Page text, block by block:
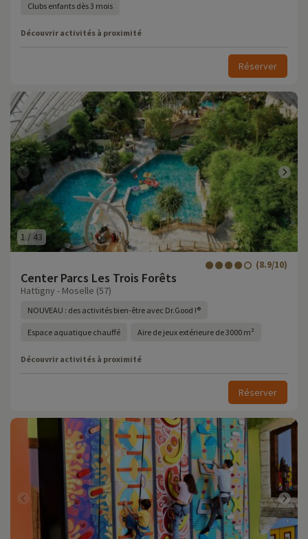
Clubs enfants dès 3 mois
Découvrir activités à proximité
Réserver
1 / 43
Center Parcs Les Trois Forêts
(8.9/10)
Hattigny - Moselle (57)
NOUVEAU : des activités bien-être avec Dr.Good !®
Espace aquatique chauffé Aire de jeux extérieure de 3000 m²
Découvrir activités à proximité
Réserver